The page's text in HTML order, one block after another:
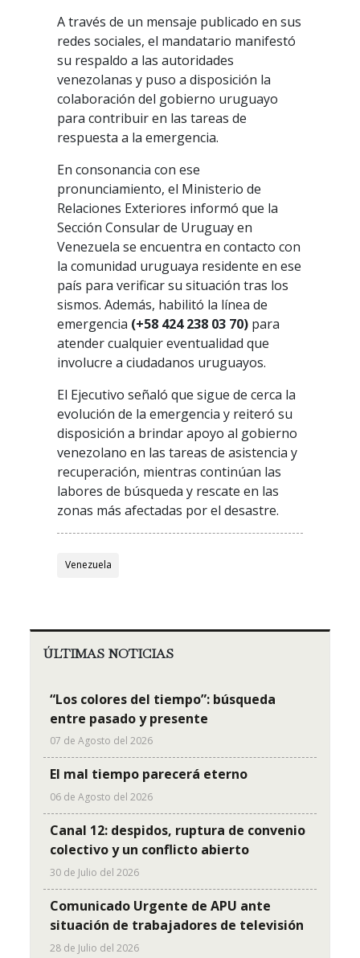
A través de un mensaje publicado en sus
redes sociales, el mandatario manifestó
su respaldo a las autoridades
venezolanas y puso a disposición la
colaboración del gobierno uruguayo
para contribuir en las tareas de
respuesta a la emergencia.
En consonancia con ese
pronunciamiento, el Ministerio de
Relaciones Exteriores informó que la
Sección Consular de Uruguay en
Venezuela se encuentra en contacto con
la comunidad uruguaya residente en ese
país para verificar su situación tras los
sismos. Además, habilitó la línea de
emergencia (+58 424 238 03 70) para
atender cualquier eventualidad que
involucre a ciudadanos uruguayos.
El Ejecutivo señaló que sigue de cerca la
evolución de la emergencia y reiteró su
disposición a brindar apoyo al gobierno
venezolano en las tareas de asistencia y
recuperación, mientras continúan las
labores de búsqueda y rescate en las
zonas más afectadas por el desastre.
Venezuela
ÚLTIMAS NOTICIAS
“Los colores del tiempo”: búsqueda
entre pasado y presente
07 de Agosto del 2026
El mal tiempo parecerá eterno
06 de Agosto del 2026
Canal 12: despidos, ruptura de convenio
colectivo y un conflicto abierto
30 de Julio del 2026
Comunicado Urgente de APU ante
situación de trabajadores de televisión
28 de Julio del 2026